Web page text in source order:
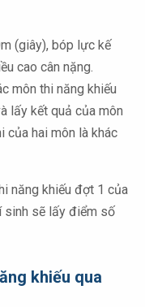
(giây), bóp lực kế
cao cân nặng.
môn thi năng khiếu
lấy kết quả của môn
của hai môn là khác
năng khiếu đợt 1 của
sinh sẽ lấy điểm số
khiếu qua